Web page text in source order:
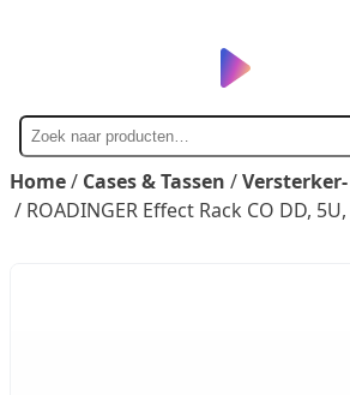
Zoek
naar
Home/ Cases & Tassen /
/ ROADINGER Effect Rack CO DD,